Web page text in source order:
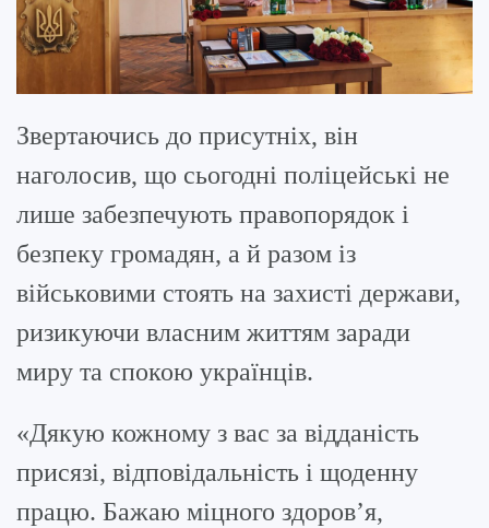
Звертаючись до присутніх, він
наголосив, що сьогодні поліцейські не
лише забезпечують правопорядок і
безпеку громадян, а й разом із
військовими стоять на захисті держави,
ризикуючи власним життям заради
миру та спокою українців.
«Дякую кожному з вас за відданість
присязі, відповідальність і щоденну
працю. Бажаю міцного здоров’я,